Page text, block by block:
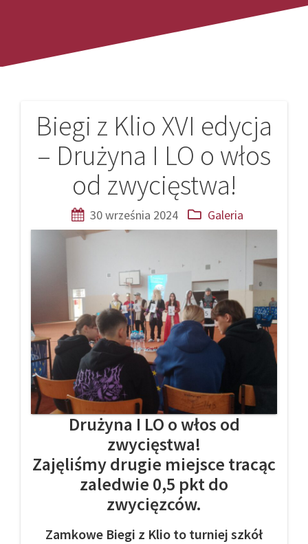
Biegi z Klio XVI edycja
– Drużyna I LO o włos
od zwycięstwa!
30 września 2024 Galeria
Drużyna I LO o włos od
zwycięstwa!
Zajęliśmy drugie miejsce tracąc
zaledwie 0,5 pkt do
zwycięzców.
Zamkowe Biegi z Klio to turniej szkół
Nawigacja
wpisu